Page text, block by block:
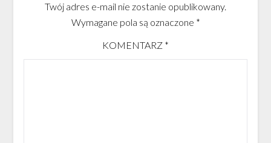
Twój adres e-mail nie zostanie opublikowany.
Wymagane pola są oznaczone *
KOMENTARZ *